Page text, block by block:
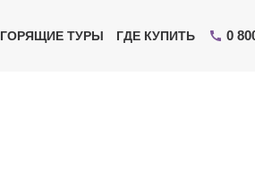
ГОРЯЩИЕ ТУРЫ ГДЕ КУПИТЬ 0